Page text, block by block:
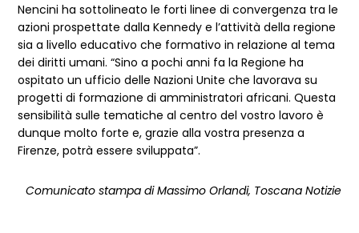
Nencini ha sottolineato le forti linee di convergenza tra le
azioni prospettate dalla Kennedy e l’attività della regione
sia a livello educativo che formativo in relazione al tema
dei diritti umani. “Sino a pochi anni fa la Regione ha
ospitato un ufficio delle Nazioni Unite che lavorava su
progetti di formazione di amministratori africani. Questa
sensibilità sulle tematiche al centro del vostro lavoro è
dunque molto forte e, grazie alla vostra presenza a
Firenze, potrà essere sviluppata”.
Comunicato stampa di Massimo Orlandi, Toscana Notizie